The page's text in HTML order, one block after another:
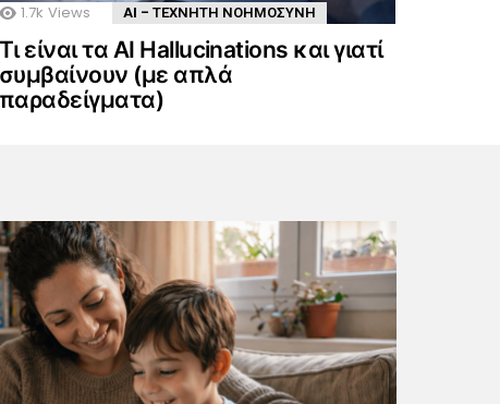
1.7k Views AI - ΤΕΧΝΗΤΗ ΝΟΗΜΟΣΥΝΗ
Τι είναι τα AI Hallucinations και γιατί
συμβαίνουν (με απλά
παραδείγματα)